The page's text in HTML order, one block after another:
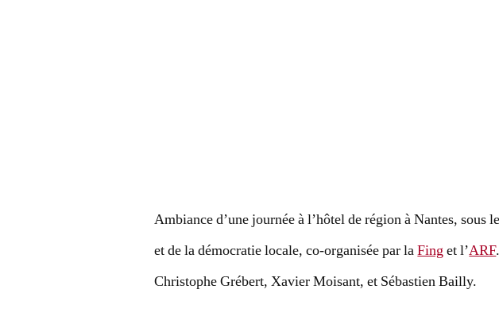
Ambiance d’une journée à l’hôtel de région à Nantes, sous
et de la démocratie locale, co-organisée par laFinget l’ARF
Christophe Grébert, Xavier Moisant, et Sébastien Bailly.